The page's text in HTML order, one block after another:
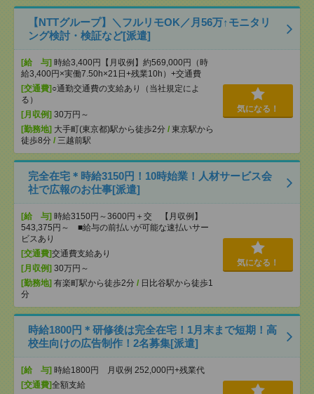
【NTTグループ】＼フルリモOK／月56万↑モニタリ
ング検討・検証など[派遣]
[給 与] 時給3,400円【月収例】約569,000円（時
給3,400円×実働7.50h×21日+残業10h）+交通費
[交通費] ○通勤交通費の支給あり（当社規定によ
る）
[月収例] 30万円～
[勤務地] 大手町(東京都)駅から徒歩2分 / 東京駅から
徒歩8分 / 三越前駅
気になる！
完全在宅＊時給3150円！10時始業！人材サービス会
社で広報のお仕事[派遣]
[給 与] 時給3150円～3600円＋交 【月収例】
543,375円～ ■給与の前払いが可能な速払いサー
ビスあり
[交通費]交通費支給あり
[月収例] 30万円～
[勤務地] 有楽町駅から徒歩2分 / 日比谷駅から徒歩1
分
気になる！
時給1800円＊研修後は完全在宅！1月末まで短期！高
校生向けの広告制作！2名募集[派遣]
[給 与] 時給1800円 月収例 252,000円+残業代
[交通費]全額支給